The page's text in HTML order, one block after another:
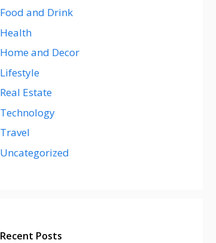
Food and Drink
Health
Home and Decor
Lifestyle
Real Estate
Technology
Travel
Uncategorized
Recent Posts